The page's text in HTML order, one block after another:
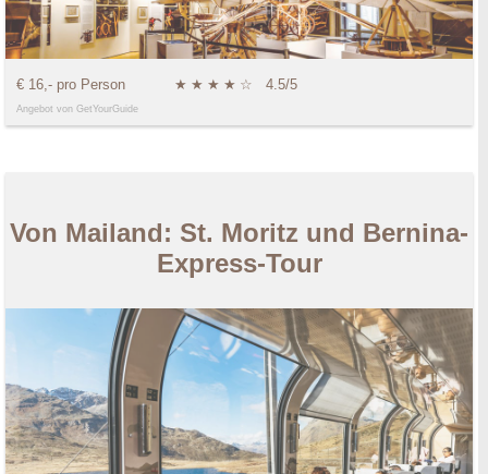
€ 16,- pro Person ★ ★ ★ ★ ☆ 4.5/5
Angebot von GetYourGuide
Von Mailand: St. Moritz und Bernina-
Express-Tour